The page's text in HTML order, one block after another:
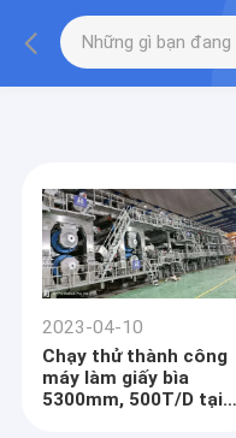
2023-04-10
Chạy thử thành công
máy làm giấy bìa
5300mm, 500T/D tại